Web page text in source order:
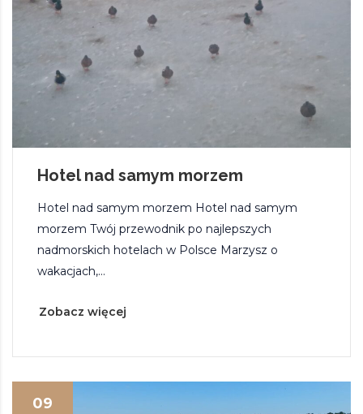
Hotel nad samym morzem
Hotel nad samym morzem Hotel nad samym
morzem Twój przewodnik po najlepszych
nadmorskich hotelach w Polsce Marzysz o
wakacjach,...
Zobacz więcej
09